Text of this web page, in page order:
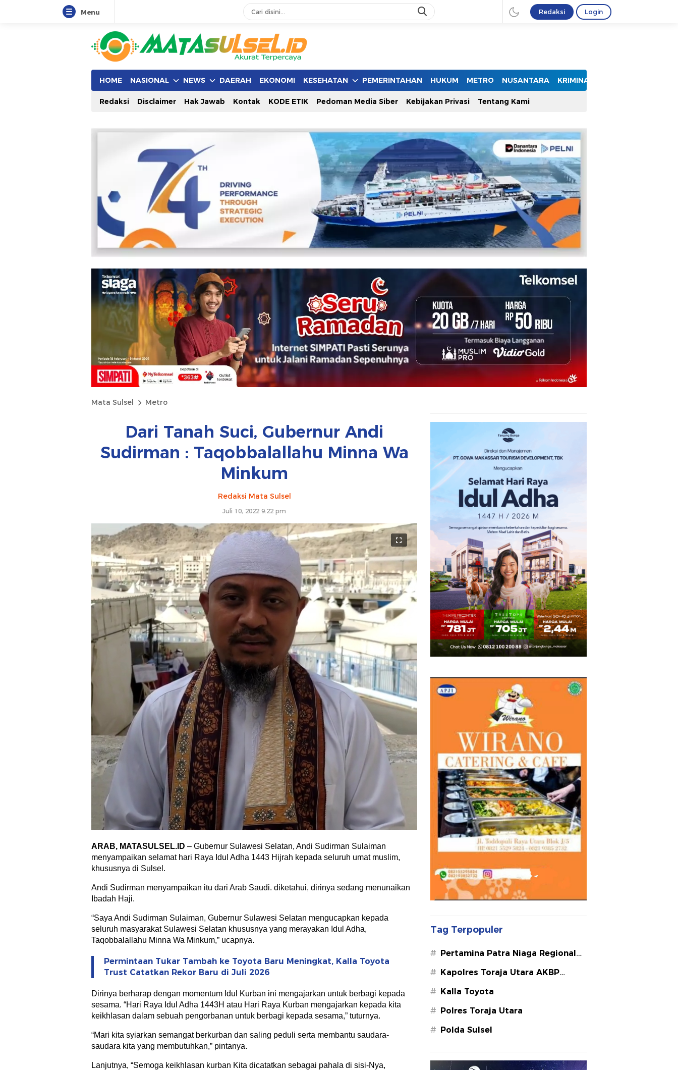
Menu Redaksi Login
HOME NASIONAL NEWS DAERAH EKONOMI KESEHATAN PEMERINTAHAN HUKUM METRO NUSANTARA KRIMINAL
Redaksi Disclaimer Hak Jawab Kontak KODE ETIK Pedoman Media Siber Kebijakan Privasi Tentang Kami
Mata Sulsel Metro
Dari Tanah Suci, Gubernur Andi
Sudirman : Taqobbalallahu Minna Wa
Minkum
Redaksi Mata Sulsel
Juli 10, 2022 9:22 pm
ARAB, MATASULSEL.ID – Gubernur Sulawesi Selatan, Andi Sudirman Sulaiman
menyampaikan selamat hari Raya Idul Adha 1443 Hijrah kepada seluruh umat muslim,
khususnya di Sulsel.
Andi Sudirman menyampaikan itu dari Arab Saudi. diketahui, dirinya sedang menunaikan
Ibadah Haji.
“Saya Andi Sudirman Sulaiman, Gubernur Sulawesi Selatan mengucapkan kepada
seluruh masyarakat Sulawesi Selatan khususnya yang merayakan Idul Adha,
Taqobbalallahu Minna Wa Minkum,” ucapnya.
Permintaan Tukar Tambah ke Toyota Baru Meningkat, Kalla Toyota
Trust Catatkan Rekor Baru di Juli 2026
Dirinya berharap dengan momentum Idul Kurban ini mengajarkan untuk berbagi kepada
sesama. “Hari Raya Idul Adha 1443H atau Hari Raya Kurban mengajarkan kepada kita
keikhlasan dalam sebuah pengorbanan untuk berbagi kepada sesama,” tuturnya.
“Mari kita syiarkan semangat berkurban dan saling peduli serta membantu saudara-
saudara kita yang membutuhkan,” pintanya.
Lanjutnya, “Semoga keikhlasan kurban Kita dicatatkan sebagai pahala di sisi-Nya,
Tag Terpopuler
# Pertamina Patra Niaga Regional
# Kapolres Toraja Utara AKBP
M.Si
# Kalla Toyota
# Polres Toraja Utara
# Polda Sulsel